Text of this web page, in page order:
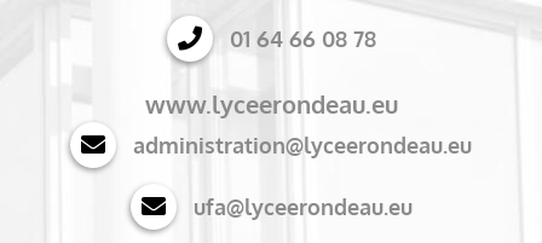
01 64 66 08 78
www.lyceerondeau.eu
administration@lyceerondeau.eu
ufa@lyceerondeau.eu